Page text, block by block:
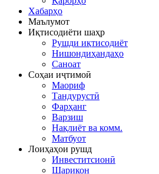
Хабарҳо
Маълумот
Иқтисодиёти шаҳр
Рушди иқтисодиёт
Нишондиҳандаҳо
Саноат
Соҳаи иҷтимоӣ
Маориф
Тандурустӣ
Фарҳанг
Варзиш
Нақлиёт ва комм.
Матбуот
Лоиҳаҳои рушд
Инвеститсионӣ
Шарикон